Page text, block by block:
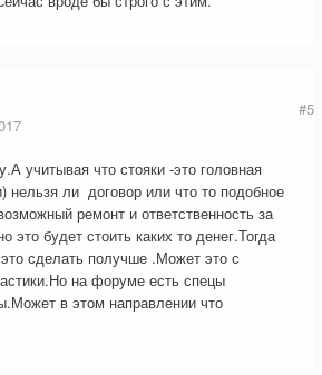
#5
учитывая что стояки -это головная
нельзя ли договор или что то подобное
ремонт и ответственность за
это будет стоить каких то денег.Тогда
сделать получше .Может это с
на форуме есть спецы
в этом направлении что